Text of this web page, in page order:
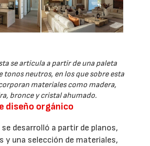
se articula a partir de una paleta
tonos neutros, en los que sobre esta
materiales como madera,
bronce y cristal ahumado.
diseño orgánico
desarrolló a partir de planos,
y una selección de materiales,